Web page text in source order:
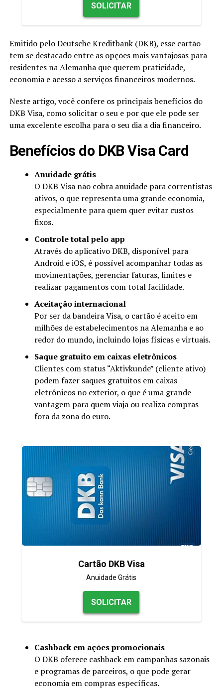
SOLICITAR
Emitido pelo Deutsche Kreditbank (DKB), esse cartão
tem se destacado entre as opções mais vantajosas para
residentes na Alemanha que querem praticidade,
economia e acesso a serviços financeiros modernos.
Neste artigo, você confere os principais benefícios do
DKB Visa, como solicitar o seu e por que ele pode ser
uma excelente escolha para o seu dia a dia financeiro.
Benefícios do DKB Visa Card
Anuidade grátis
O DKB Visa não cobra anuidade para correntistas
ativos, o que representa uma grande economia,
especialmente para quem quer evitar custos
fixos.
Controle total pelo app
Através do aplicativo DKB, disponível para
Android e iOS, é possível acompanhar todas as
movimentações, gerenciar faturas, limites e
realizar pagamentos com total facilidade.
Aceitação internacional
Por ser da bandeira Visa, o cartão é aceito em
milhões de estabelecimentos na Alemanha e ao
redor do mundo, incluindo lojas físicas e virtuais.
Saque gratuito em caixas eletrônicos
Clientes com status “Aktivkunde” (cliente ativo)
podem fazer saques gratuitos em caixas
eletrônicos no exterior, o que é uma grande
vantagem para quem viaja ou realiza compras
fora da zona do euro.
Cartão DKB Visa
Anuidade Grátis
SOLICITAR
Cashback em ações promocionais
O DKB oferece cashback em campanhas sazonais
e programas de parceiros, o que pode gerar
economia em compras específicas.